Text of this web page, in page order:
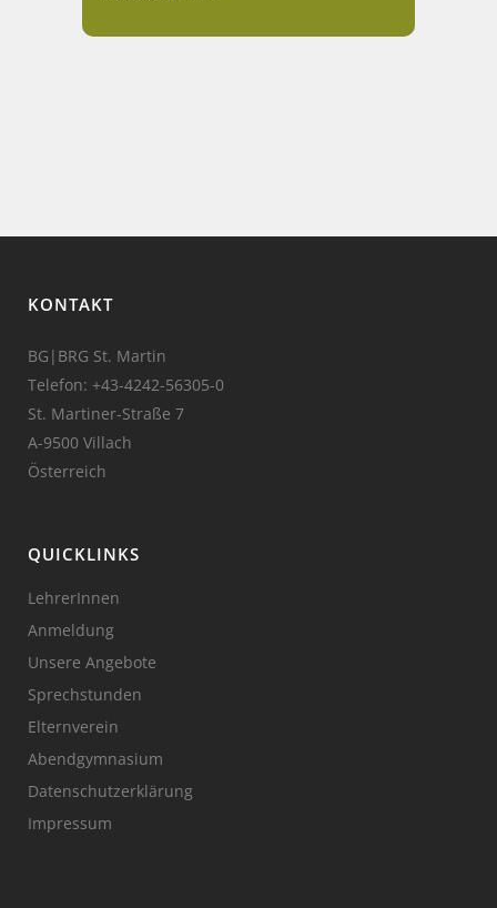
KONTAKT
BG|BRG St. Martin
Telefon: +43-4242-56305-0
St. Martiner-Straße 7
A-9500 Villach
Österreich
QUICKLINKS
LehrerInnen
Anmeldung
Unsere Angebote
Sprechstunden
Elternverein
Abendgymnasium
Datenschutzerklärung
Impressum